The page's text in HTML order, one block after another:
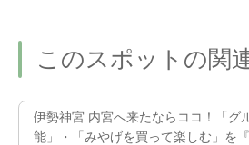
このスポットの関
伊勢神宮 内宮へ来たならココ！「グ
能」・「みやげを買って楽しむ」を